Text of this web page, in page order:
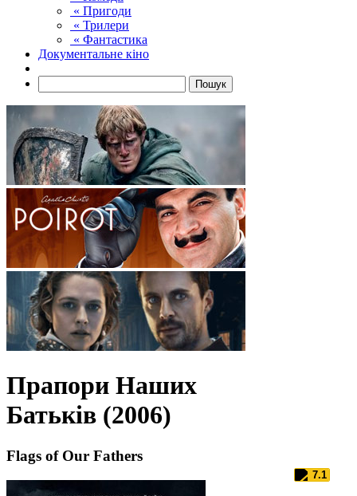
« Пригоди
« Трилери
« Фантастика
Документальне кіно
Пошук
Прапори Наших
Батьків (2006)
Flags of Our Fathers
7.1